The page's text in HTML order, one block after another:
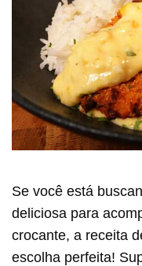
Se você está
deliciosa para
crocante, a receita
escolha perfeita!